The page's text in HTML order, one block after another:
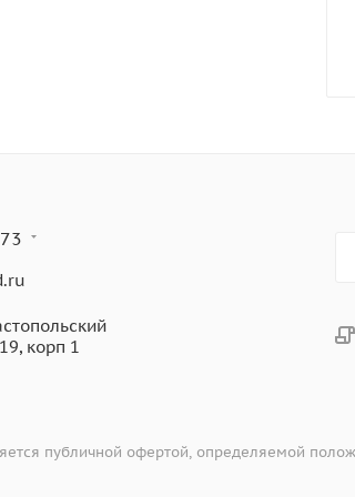
корп 1
публичной офертой, определяемой